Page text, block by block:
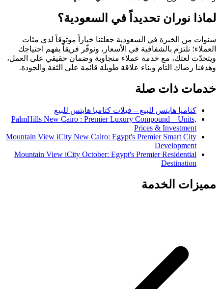
لماذا نوران تحديداً في السعودية؟
سنوات من الخبرة في السعودية جعلتنا خياراً موثوقاً لدى مئات
العملاء؛ نلتزم بالشفافية في الأسعار، ونوفّر فريقاً يفهم احتياجك
ويتحدّث لغتك، مع خدمة عملاء متجاوبة وضمان حقيقي على العمل،
وهدفنا رضاك التام وبناء علاقة طويلة قائمة على الثقة والجودة.
خدمات ذات صلة
كتاميا هايتس للبيع – فيلات كتاميا هايتس للبيع
PalmHills New Cairo : Premier Luxury Compound – Units,
Prices & Investment
Mountain View iCity New Cairo: Egypt's Premier Smart City
Development
Mountain View iCity October: Egypt's Premier Residential
Destination
مميزات الخدمة